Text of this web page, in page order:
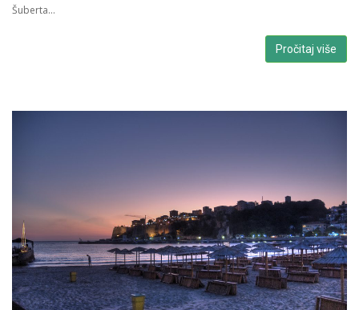
Šuberta…
Pročitaj više